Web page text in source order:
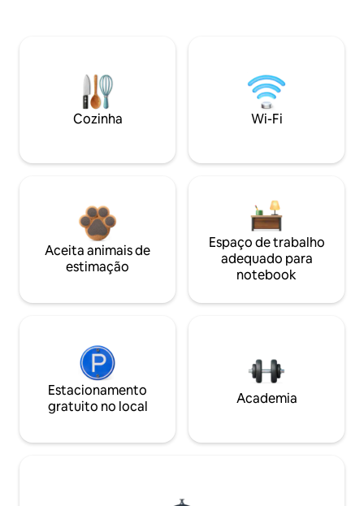
Cozinha Wi-Fi
Aceita animais de
estimação
Espaço de trabalho
adequado para
notebook
Estacionamento
gratuito no local
Academia